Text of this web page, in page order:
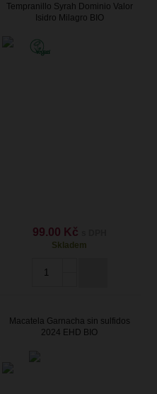
Tempranillo Syrah Dominio Valor
Isidro Milagro BIO
99.00 Kč
Skladem
Macatela Garnacha sin sulfidos
2024 EHD BIO